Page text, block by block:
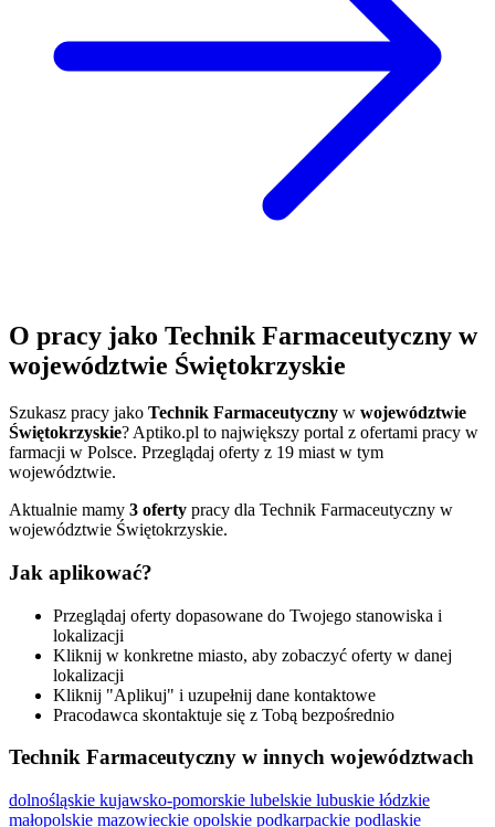
O pracy jako Technik Farmaceutyczny w
województwie Świętokrzyskie
Szukasz pracy jako Technik Farmaceutyczny w województwie
Świętokrzyskie? Aptiko.pl to największy portal z ofertami pracy w
farmacji w Polsce. Przeglądaj oferty z 19 miast w tym
województwie.
Aktualnie mamy 3 oferty pracy dla Technik Farmaceutyczny w
województwie Świętokrzyskie.
Jak aplikować?
Przeglądaj oferty dopasowane do Twojego stanowiska i
lokalizacji
Kliknij w konkretne miasto, aby zobaczyć oferty w danej
lokalizacji
Kliknij "Aplikuj" i uzupełnij dane kontaktowe
Pracodawca skontaktuje się z Tobą bezpośrednio
Technik Farmaceutyczny w innych województwach
dolnośląskie kujawsko-pomorskie lubelskie lubuskie łódzkie
małopolskie mazowieckie opolskie podkarpackie podlaskie